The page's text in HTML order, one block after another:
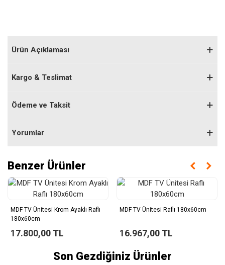
Ürün Açıklaması
Kargo & Teslimat
Ödeme ve Taksit
Yorumlar
Benzer Ürünler
MDF TV Ünitesi Krom Ayaklı Raflı
180x60cm
17.800,00 TL
MDF TV Ünitesi Raflı 180x60cm
16.967,00 TL
Son Gezdiğiniz Ürünler